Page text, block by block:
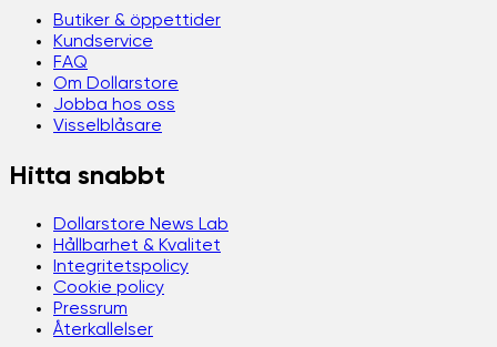
Butiker & öppettider
Kundservice
FAQ
Om Dollarstore
Jobba hos oss
Visselblåsare
Hitta snabbt
Dollarstore News Lab
Hållbarhet & Kvalitet
Integritetspolicy
Cookie policy
Pressrum
Återkallelser